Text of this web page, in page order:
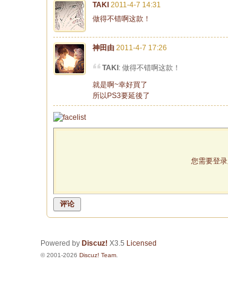
TAKI 2011-4-7 14:31
做得不错啊这款！
神田由 2011-4-7 17:26
TAKI : 做得不错啊这款！
就是啊~幸好買了
所以PS3要延後了
您需要登
评论
Powered by Discuz! X3.5 Licensed
© 2001-2026 Discuz! Team